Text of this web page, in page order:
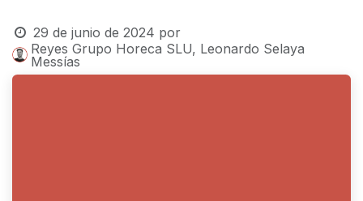
29 de junio de 2024 por
Reyes Grupo Horeca SLU, Leonardo Selaya
Messías